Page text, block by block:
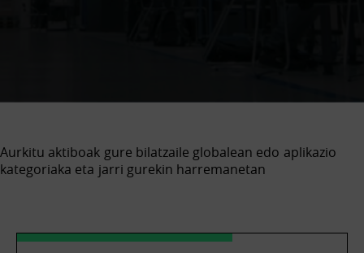
Aurkitu aktiboak gure bilatzaile globalean edo aplikazio
kategoriaka eta jarri gurekin harremanetan